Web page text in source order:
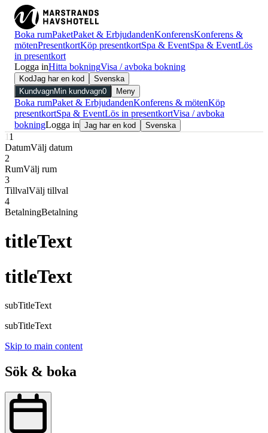
Boka rumPaketPaket & ErbjudandenKonferensKonferens &
mötenPresentkortKöp presentkortSpa & EventSpa & EventLös
in presentkort
Logga inHitta bokningVisa / avboka bokning
KodJag har en kod
Svenska
KundvagnMin kundvagn0 Meny
Boka rumPaket & ErbjudandenKonferens & mötenKöp
presentkortSpa & EventLös in presentkortVisa / avboka
bokningLogga in Jag har en kod Svenska
11
DatumVälj datum
2
RumVälj rum
3
TillvalVälj tillval
4
BetalningBetalning
titleText
titleText
subTitleText
subTitleText
Skip to main content
Sök & boka